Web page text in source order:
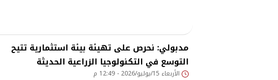
مدبولي: نحرص على تهيئة بيئة استثمارية تتيح
التوسع في التكنولوجيا الزراعية الحديثة
الأربعاء 15/يوليو/2026 - 12:49 م